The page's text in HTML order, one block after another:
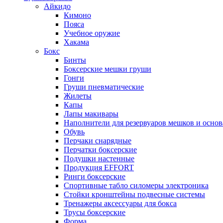
Айкидо
Кимоно
Пояса
Учебное оружие
Хакама
Бокс
Бинты
Боксерские мешки груши
Гонги
Груши пневматические
Жилеты
Капы
Лапы макивары
Наполнители для резервуаров мешков и
Обувь
Перчаки снарядные
Перчатки боксерские
Подушки настенные
Продукция EFFORT
Ринги боксерские
Спортивные табло силомеры электроника
Стойки кронштейны подвесные системы
Тренажеры аксессуары для бокса
Трусы боксерские
Форма